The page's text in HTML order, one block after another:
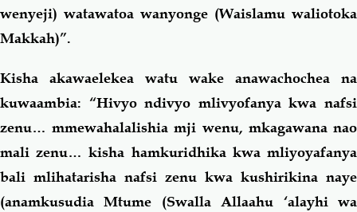
wenyeji) watawatoa wanyonge (Waislamu waliotoka
Makkah)”.
Kisha akawaelekea watu wake anawachochea na
kuwaambia: “Hivyo ndivyo mlivyofanya kwa nafsi
zenu… mmewahalalishia mji wenu, mkagawana nao
mali zenu… kisha hamkuridhika kwa mliyoyafanya
bali mlihatarisha nafsi zenu kwa kushirikina naye
(anamkusudia Mtume (Swalla Allaahu ‘alayhi wa